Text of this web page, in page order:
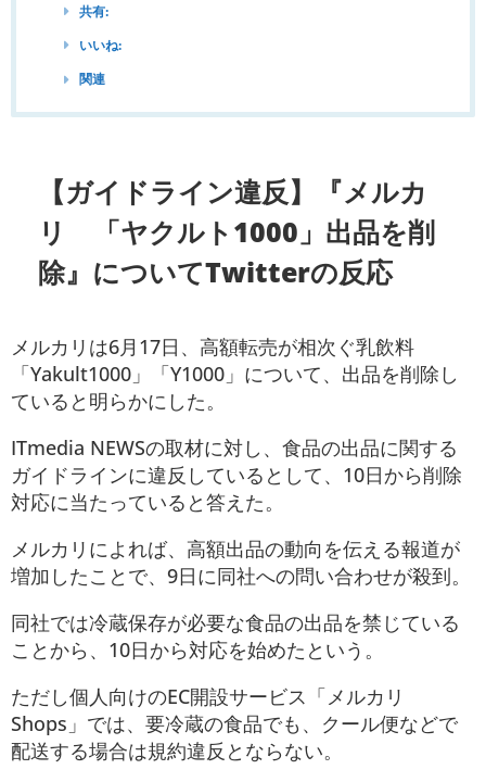
共有:
いいね:
関連
【ガイドライン違反】『メルカ
リ 「ヤクルト1000」出品を削
除』についてTwitterの反応
メルカリは6月17日、高額転売が相次ぐ乳飲料
「Yakult1000」「Y1000」について、出品を削除し
ていると明らかにした。
ITmedia NEWSの取材に対し、食品の出品に関する
ガイドラインに違反しているとして、10日から削除
対応に当たっていると答えた。
メルカリによれば、高額出品の動向を伝える報道が
増加したことで、9日に同社への問い合わせが殺到。
同社では冷蔵保存が必要な食品の出品を禁じている
ことから、10日から対応を始めたという。
ただし個人向けのEC開設サービス「メルカリ
Shops」では、要冷蔵の食品でも、クール便などで
配送する場合は規約違反とならない。